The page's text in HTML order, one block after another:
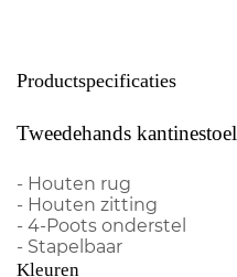
Productspecificaties
Tweedehands kantinestoel
- Houten rug
- Houten zitting
- 4-Poots onderstel
- Stapelbaar
Kleuren